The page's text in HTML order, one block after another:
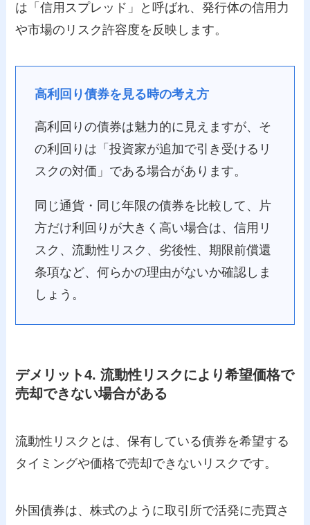
は「信用スプレッド」と呼ばれ、発行体の信用力
や市場のリスク許容度を反映します。
高利回り債券を見る時の考え方
高利回りの債券は魅力的に見えますが、そ
の利回りは「投資家が追加で引き受けるリ
スクの対価」である場合があります。
同じ通貨・同じ年限の債券を比較して、片
方だけ利回りが大きく高い場合は、信用リ
スク、流動性リスク、劣後性、期限前償還
条項など、何らかの理由がないか確認しま
しょう。
デメリット4. 流動性リスクにより希望価格で
売却できない場合がある
流動性リスクとは、保有している債券を希望する
タイミングや価格で売却できないリスクです。
外国債券は、株式のように取引所で活発に売買さ